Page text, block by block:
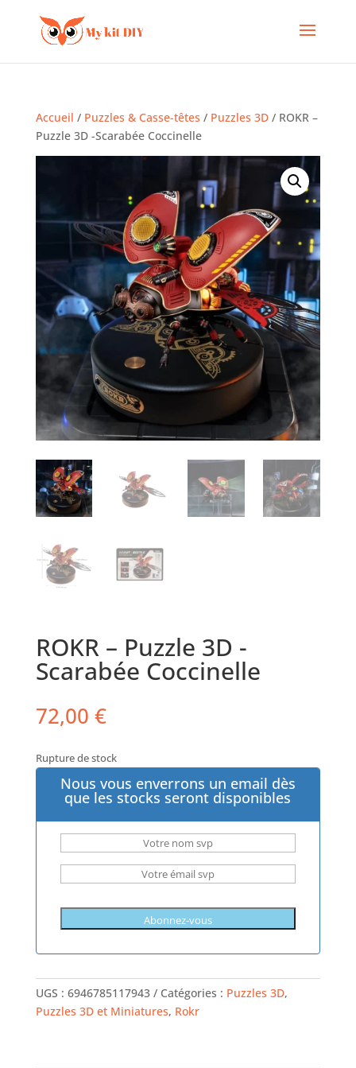
Accueil / Puzzles & Casse-têtes / Puzzles 3D/ ROKR –
Puzzle 3D -Scarabée Coccinelle
ROKR – Puzzle 3D -
Scarabée Coccinelle
72,00 €
Rupture de stock
Nous vous enverrons un email dès
que les stocks seront disponibles
UGS : 6946785117943 Catégories : Puzzles 3D,
Puzzles 3D et Miniatures, Rokr